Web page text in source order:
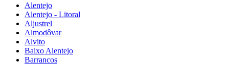
Alentejo
Alentejo - Litoral
Aljustrel
Almodôvar
Alvito
Baixo Alentejo
Barrancos